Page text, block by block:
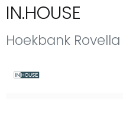
IN.HOUSE
Hoekbank